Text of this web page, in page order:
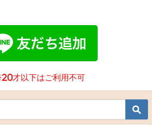
才以下はご利用不可